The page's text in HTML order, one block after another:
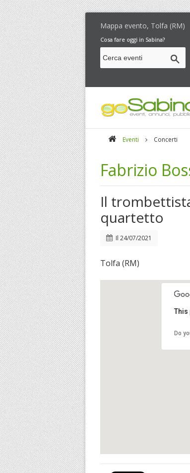
Mappa evento, Tolfa (RM)
Cosa fare oggi in Sabina?
Eventi Concerti
Fabrizio
Il
quartetto
Il 24/07/2021
Tolfa (RM)
This
Do